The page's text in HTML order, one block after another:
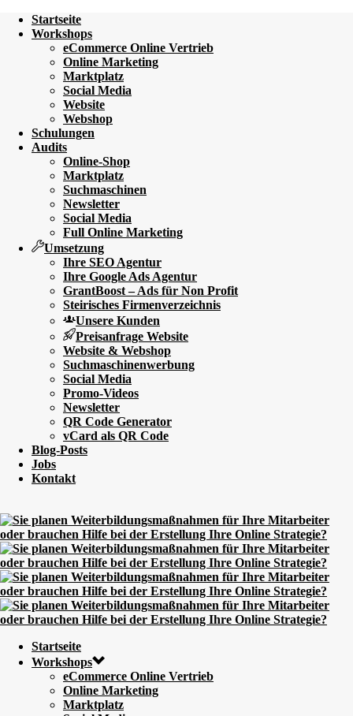
Startseite
Workshops
eCommerce Online Vertrieb
Online Marketing
Marktplatz
Social Media
Website
Webshop
Schulungen
Audits
Online-Shop
Marktplatz
Suchmaschinen
Newsletter
Social Media
Full Online Marketing
Umsetzung
Ihre SEO Agentur
Ihre Google Ads Agentur
GrantBoost – Ads für Non Profit
Steirisches Firmenverzeichnis
Unsere Kunden
Preisanfrage Website
Website & Webshop
Suchmaschinenwerbung
Social Media
Promo-Videos
Newsletter
QR Code Generator
vCard als QR Code
Blog-Posts
Jobs
Kontakt
Startseite
Workshops
eCommerce Online Vertrieb
Online Marketing
Marktplatz